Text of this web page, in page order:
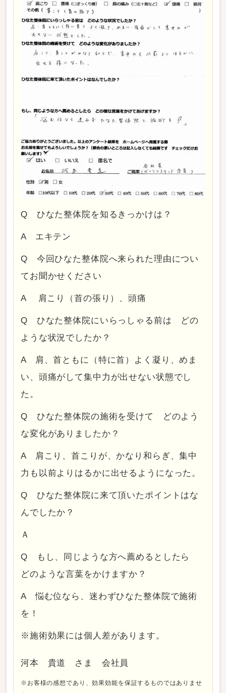
Q ひなた整体院を知るきっかけは？
A エキテン
Q 今回ひなた整体院へ来られた理由につい
てお聞かせください
A 肩こり（首の張り）、頭痛
Q ひなた整体院にいらっしゃる前は どの
ような状況でしたか？
A 肩、首ともに（特に首）よく凝り、めま
い、頭痛がして集中力が出せない状態でし
た。
Q ひなた整体院の施術を受けて どのよう
な変化がありましたか？
A 肩こり、首こりが、かなり和らぎ、集中
力も以前よりはるかに出せるようになった。
Q ひなた整体院に来て頂いたポイントはな
んでしたか？
Ａ
Q もし、同じような方へ薦めるとしたら
どのような言葉をかけますか？
A 悩む位なら、迷わずひなた整体院で施術
を！
※施術効果には個人差があります。
河本 貴道 さま 会社員
※お客様の感想であり、効果効能を保証するものではありませ